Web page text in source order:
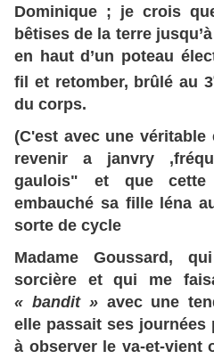
Dominique ; je crois
bêtises de la terre
en haut d’un poteau
fil et retomber, brûlé au 3
du corps.
(C'est avec une
revenir a janvry
gaulois" et que cette
embauché sa fille léna
sorte de cycle
Madame Goussard,
sorcière et qui me
« bandit »avec une
elle passait ses journées
à observer le va-et-vient